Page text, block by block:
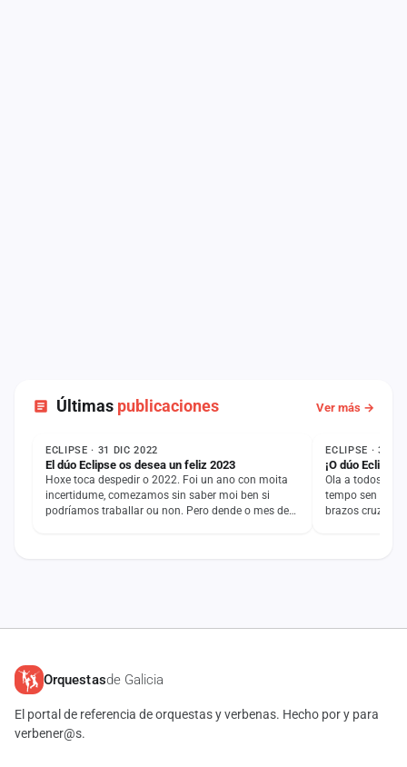
Últimas publicaciones Ver más →
NOTICIA
ECLIPSE · 31 DIC 2022
El dúo Eclipse os desea un feliz 2023
Hoxe toca despedir o 2022. Foi un ano con moita
incertidume, comezamos sin saber moi ben si
podríamos traballar ou non. Pero dende o mes de
NOTICIA
ECLIPSE · 3
¡O dúo Eclipse
Ola a todos…
tempo sen dar
brazos
Orquestasde Galicia
El portal de referencia de orquestas y verbenas. Hecho por y para
verbener@s.